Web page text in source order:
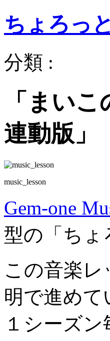
ちょろっ
分類 :
「まい
連動版」
music_lesson
Gem-one
型の「ちょ
この音楽レ
明で進めて
１シーズ